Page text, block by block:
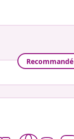
Recommandé